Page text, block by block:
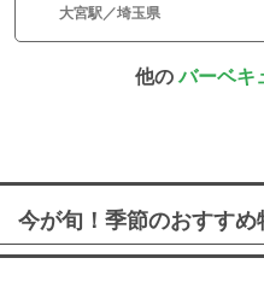
大宮駅／埼玉県
他のバーベキ
今が旬！季節のおすすめ